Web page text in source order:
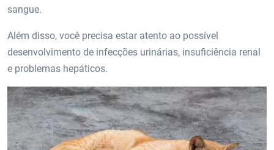
sangue.
Além disso, você precisa estar atento ao possível
desenvolvimento de infecções urinárias, insuficiência renal
e problemas hepáticos.